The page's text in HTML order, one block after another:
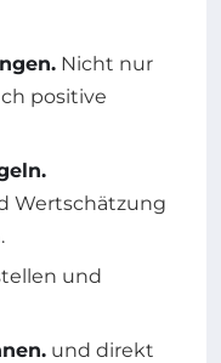
Nicht nur
positive
Wertschätzung
und
und direkt